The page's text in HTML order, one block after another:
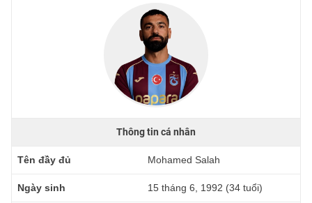
Thông tin cá nhân
Tên đầy đủ Mohamed Salah
Ngày sinh 15 tháng 6, 1992 (34 tuổi)